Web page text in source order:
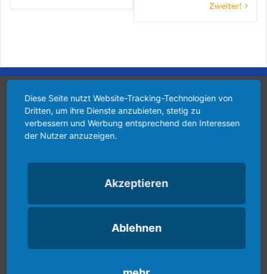
Zweiter!
1. Mannschaft Spiele und Tabelle
Diese Seite nutzt Website-Tracking-Technologien von
Dritten, um ihre Dienste anzubieten, stetig zu
verbessern und Werbung entsprechend den Interessen
der Nutzer anzuzeigen.
Akzeptieren
Ablehnen